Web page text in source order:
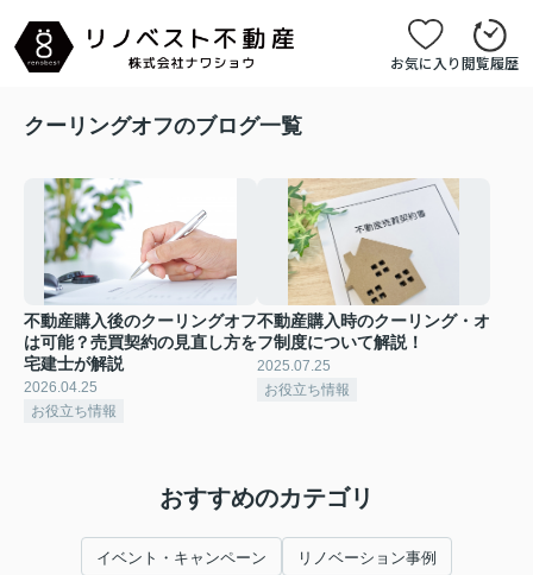
お気に入り閲覧履歴
クーリングオフのブログ一覧
不動産購入後のクーリングオフ
は可能？売買契約の見直し方を
宅建士が解説
2026.04.25
お役立ち情報
不動産購入時のクーリング・オ
フ制度について解説！
2025.07.25
お役立ち情報
おすすめのカテゴリ
イベント・キャンペーン リノベーション事例